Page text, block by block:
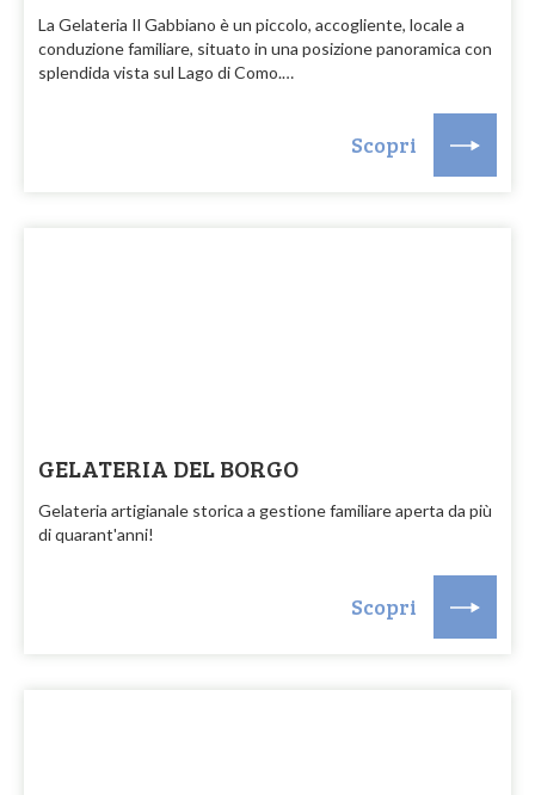
La Gelateria Il Gabbiano è un piccolo, accogliente, locale a
conduzione familiare, situato in una posizione panoramica con
splendida vista sul Lago di Como.…
Scopri
GELATERIA DEL BORGO
Gelateria artigianale storica a gestione familiare aperta da più
di quarant'anni!
Scopri